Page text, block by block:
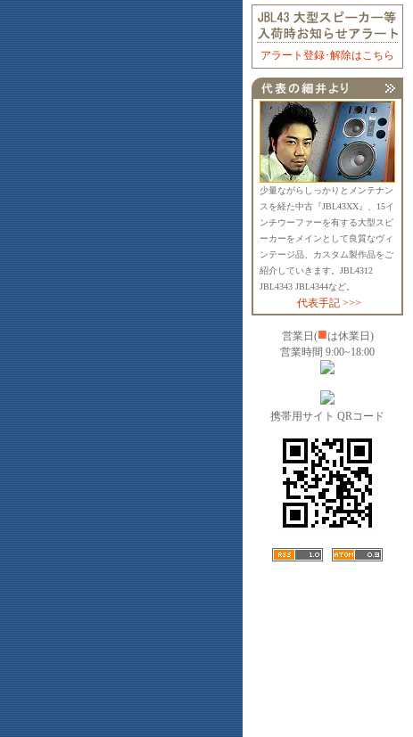
アラート登録･解除はこちら
少量ながらしっかりとメンテナン
スを経た中古『JBL43XX』、15イ
ンチウーファーを有する大型スピ
ーカーをメインとして良質なヴィ
ンテージ品、カスタム製作品をご
紹介していきます。JBL4312
JBL4343 JBL4344など。
代表手記 >>>
営業日(■は休業日)
営業時間 9:00~18:00
携帯用サイト QRコード